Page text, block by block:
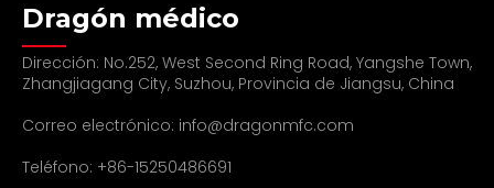
Dragón médico
Dirección: No.252, West Second Ring Road, Yangshe Town,
Zhangjiagang City, Suzhou, Provincia de Jiangsu, China
Correo electrónico: info@dragonmfc.com
Teléfono: +86-15250486691